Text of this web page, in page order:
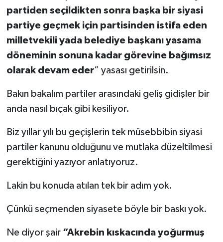
partiden seçildikten sonra başka bir siyasi
partiye geçmek için partisinden istifa eden
milletvekili yada belediye başkanı yasama
döneminin sonuna kadar görevine bağımsız
olarak devam eder” yasası getirilsin.
Bakın bakalım partiler arasındaki geliş gidişler bir
anda nasıl bıçak gibi kesiliyor.
Biz yıllar yılı bu geçişlerin tek müsebbibin siyasi
partiler kanunu olduğunu ve mutlaka düzeltilmesi
gerektiğini yazıyor anlatıyoruz.
Lakin bu konuda atılan tek bir adım yok.
Çünkü seçmenden siyasete böyle bir baskı yok.
Ne diyor şair “Akrebin kıskacında yoğurmuş